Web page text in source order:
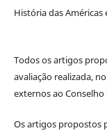
História das Américas
Todos os artigos
avaliação realizada,
externos ao
Os artigos propostos